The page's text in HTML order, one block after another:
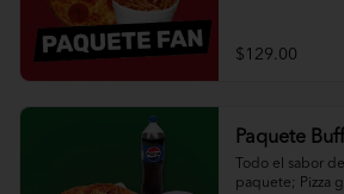
$129.00
Paquete
Todo el sabor
paquete; Pizza